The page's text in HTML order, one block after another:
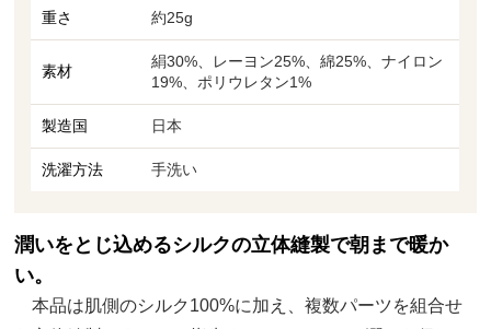
重さ 約25g
素材
絹30%、レーヨン25%、綿25%、ナイロン
19%、ポリウレタン1%
製造国 日本
洗濯方法 手洗い
潤いをとじ込めるシルクの立体縫製で朝まで暖か
い。
本品は肌側のシルク100%に加え、複数パーツを組合せ